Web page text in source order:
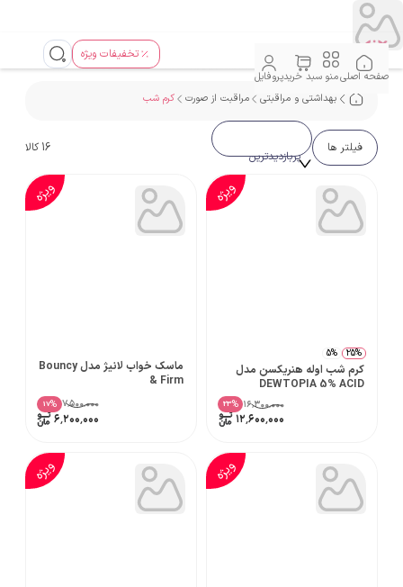
تخفیفات ویژه
صفحه اصلیمنو سبد خریدپروفایل
بهداشتی و مراقبتی
مراقبت از صورت کرم شب
پربازدیدترین
فیلتر ها 16 کالا
ویژه
25%
5%
کرم شب اوله هنریکسن مدل
DEWTOPIA 5% ACID
۱۶٬۳۰۰٬۰۰۰ %
23
۱۲٬۶۰۰٬۰۰۰
ویژه
ماسک خواب لانیژ مدل Bouncy
& Firm
۷٬۵۰۰٬۰۰۰ %
17
۶٬۲۰۰٬۰۰۰
ویژه ویژه